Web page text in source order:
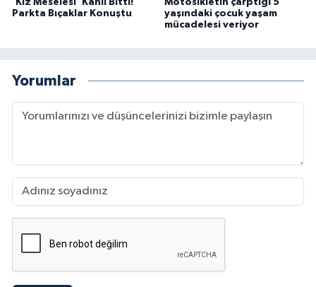
Parkta Bıçaklar Konuştu
yaşındaki çocuk yaşam
mücadelesi veriyor
Yorumlar